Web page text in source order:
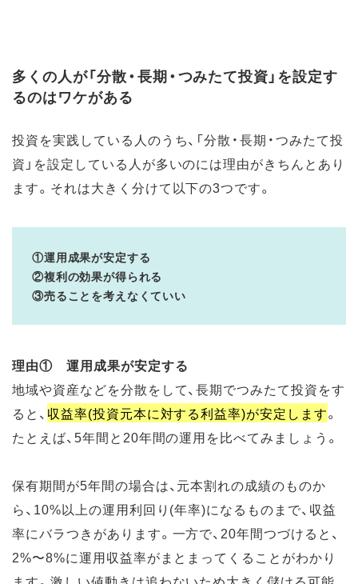
多くの人が「分散・長期・つみたて投資」を設定す
るのはワケがある
投資を実践している人のうち、「分散・長期・つみたて投
資」を設定している人が多いのには理由がきちんとあり
ます。それは大きく分けて以下の3つです。
①運用成果が安定する
②複利の効果が得られる
③売ることを考えなくていい
理由① 運用成果が安定する
地域や資産などを分散をして、長期でつみたて投資をす
ると、 収益率(投資元本に対する利益率)が安定します。
たとえば、5年間と20年間の運用を比べてみましょう。
保有期間が5年間の場合は、元本割れの成績のものか
ら、10%以上の運用利回り(年率)になるものまで、収益
率にバラつきがあります。一方で、20年間つづけると、
2%〜8%に運用収益率がまとまってくることがわかり